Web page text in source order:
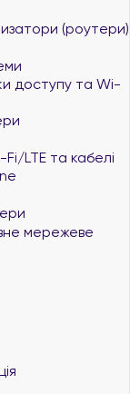
(роутери)
доступу та Wi-
LTE та кабелі
мережеве